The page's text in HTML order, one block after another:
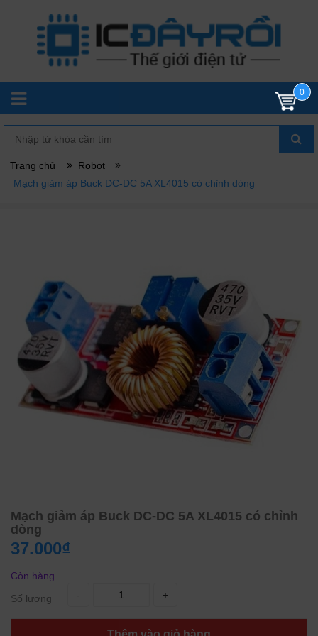
0
Trang chủ
Robot
Mạch giảm áp Buck DC-DC 5A XL4015 có chỉnh dòng
Mạch giảm áp Buck DC-DC 5A XL4015 có chỉnh
dòng
37.000₫
Còn hàng
Số lượng
- +